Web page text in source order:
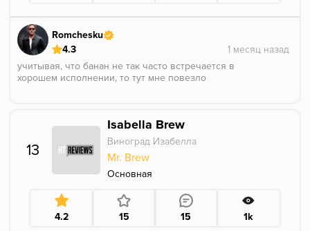
Romchesku
4.3
учитывая, что банан не так часто встречается в
хорошем исполнении, то тут мне повезло
своебразную травянистую терпкость
13
Isabella Brew
Виноград Изабелла
Mr. Brew
Основная
4.2 15 15 1k